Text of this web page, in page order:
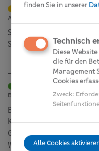
Schülergenossenschaften
Argentinien, Paraguay und
Schülergenossenschaften
Südamerika „Creamos
Landwirtschaftliche
Bujumbura, Burundi, 6. März
Burundi: Stärkung von
Kaffeegenossenschaften
Genossenschaftsverband
WeltPartner eG
finden Sie in unserer
Technisch
Diese
die für den
Management
Cookies
Zweck:
Alle Cookies